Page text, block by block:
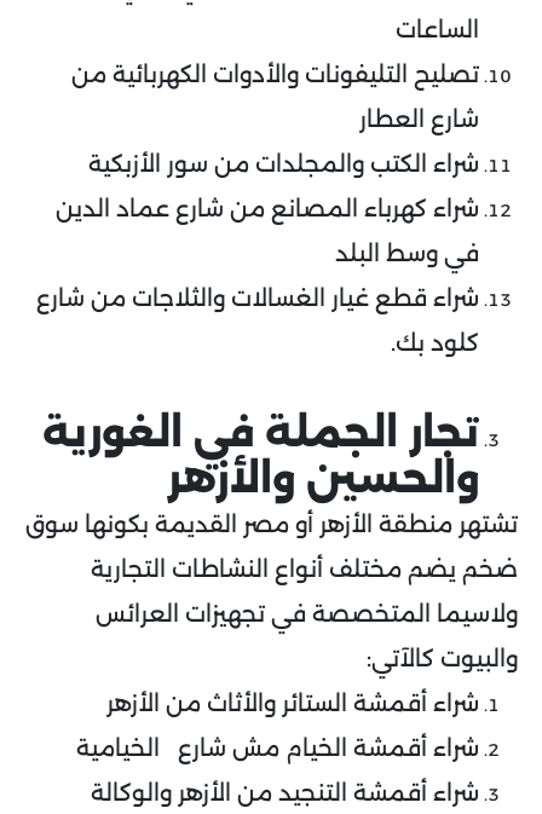
الساعات
تصليح التليفونات والأدوات الكهربائية من
شارع العطار
شراء الكتب والمجلدات من سور الأزبكية
شراء كهرباء المصانع من شارع عماد الدين
في وسط البلد
شراء قطع غيار الغسالات والثلاجات من شارع
كلود بك.
تجار الجملة في الغورية
والحسين والأزهر
تشتهر منطقة الأزهر أو مصر القديمة بكونها سوق
ضخم يضم مختلف أنواع النشاطات التجارية
ولاسيما المتخصصة في تجهيزات العرائس
والبيوت كالآتي:
شراء أقمشة الستائر والأثاث من الأزهر
شراء أقمشة الخيام مش شارع الخيامية
شراء أقمشة التنجيد من الأزهر والوكالة